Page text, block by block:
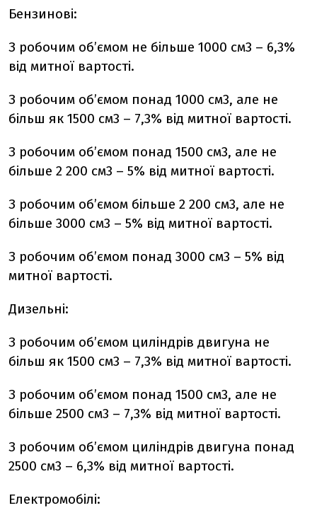
Бензинові:
З робочим об’ємом не більше 1000 см3 – 6,3%
від митної вартості.
З робочим об’ємом понад 1000 см3, але не
більш як 1500 см3 – 7,3% від митної вартості.
З робочим об’ємом понад 1500 см3, але не
більше 2 200 см3 – 5% від митної вартості.
З робочим об’ємом більше 2 200 см3, але не
більше 3000 см3 – 5% від митної вартості.
З робочим об’ємом понад 3000 см3 – 5% від
митної вартості.
Дизельні:
З робочим об’ємом циліндрів двигуна не
більш як 1500 см3 – 7,3% від митної вартості.
З робочим об’ємом понад 1500 см3, але не
більше 2500 см3 – 7,3% від митної вартості.
З робочим об’ємом циліндрів двигуна понад
2500 см3 – 6,3% від митної вартості.
Електромобілі: